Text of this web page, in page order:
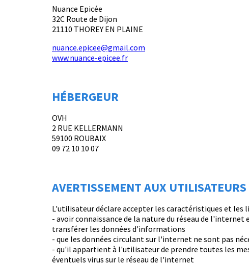
Nuance Epicée
32C Route de Dijon
21110 THOREY EN PLAINE
nuance.epicee@gmail.com
www.nuance-epicee.fr
HÉBERGEUR
OVH
2 RUE KELLERMANN
59100 ROUBAIX
09 72 10 10 07
AVERTISSEMENT AUX UTILISATEURS
L'utilisateur déclare accepter les caractéristiques et
- avoir connaissance de la nature du réseau de
transférer les données d'informations
- que les données circulant sur l'internet ne sont pas
- qu'il appartient à l'utilisateur de prendre toutes les
éventuels virus sur le réseau de l'internet